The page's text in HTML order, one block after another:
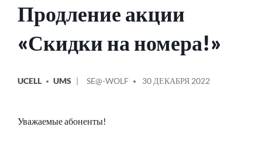
Продление акции
«Скидки на номера!»
В
UCELL UMS
ОТ
SE@-WOLF 30 ДЕКАБРЯ 2022
Уважаемые абоненты!